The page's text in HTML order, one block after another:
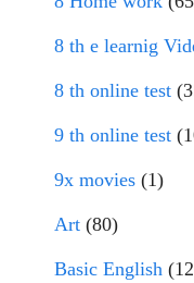
8 th e learnig
8 th online test
9 th online test
9x movies (1)
Art (80)
Basic English